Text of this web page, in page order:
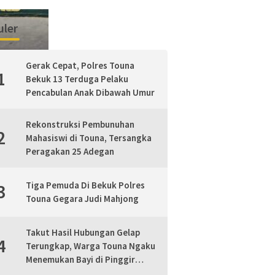
Gerak Cepat, Polres Touna
Bekuk 13 Terduga Pelaku
Pencabulan Anak Dibawah Umur
Rekonstruksi Pembunuhan
Mahasiswi di Touna, Tersangka
Peragakan 25 Adegan
Tiga Pemuda Di Bekuk Polres
Touna Gegara Judi Mahjong
Takut Hasil Hubungan Gelap
Terungkap, Warga Touna Ngaku
Menemukan Bayi di Pinggir